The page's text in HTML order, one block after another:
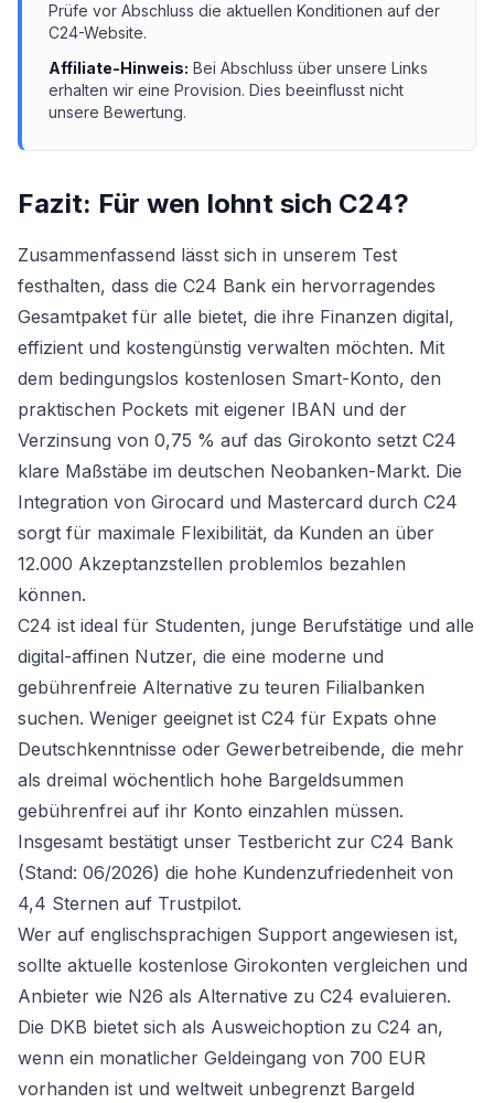
Prüfe vor Abschluss die aktuellen Konditionen auf der
C24-Website.
Affiliate-Hinweis: Bei Abschluss über unsere Links
erhalten wir eine Provision. Dies beeinflusst nicht
unsere Bewertung.
Fazit: Für wen lohnt sich C24?
Zusammenfassend lässt sich in unserem Test
festhalten, dass die C24 Bank ein hervorragendes
Gesamtpaket für alle bietet, die ihre Finanzen digital,
effizient und kostengünstig verwalten möchten. Mit
dem bedingungslos kostenlosen Smart-Konto, den
praktischen Pockets mit eigener IBAN und der
Verzinsung von 0,75 % auf das Girokonto setzt C24
klare Maßstäbe im deutschen Neobanken-Markt. Die
Integration von Girocard und Mastercard durch C24
sorgt für maximale Flexibilität, da Kunden an über
12.000 Akzeptanzstellen problemlos bezahlen
können.
C24 ist ideal für Studenten, junge Berufstätige und alle
digital-affinen Nutzer, die eine moderne und
gebührenfreie Alternative zu teuren Filialbanken
suchen. Weniger geeignet ist C24 für Expats ohne
Deutschkenntnisse oder Gewerbetreibende, die mehr
als dreimal wöchentlich hohe Bargeldsummen
gebührenfrei auf ihr Konto einzahlen müssen.
Insgesamt bestätigt unser Testbericht zur C24 Bank
(Stand: 06/2026) die hohe Kundenzufriedenheit von
4,4 Sternen auf Trustpilot.
Wer auf englischsprachigen Support angewiesen ist,
sollte aktuelle kostenlose Girokonten vergleichen und
Anbieter wie N26 als Alternative zu C24 evaluieren.
Die DKB bietet sich als Ausweichoption zu C24 an,
wenn ein monatlicher Geldeingang von 700 EUR
vorhanden ist und weltweit unbegrenzt Bargeld